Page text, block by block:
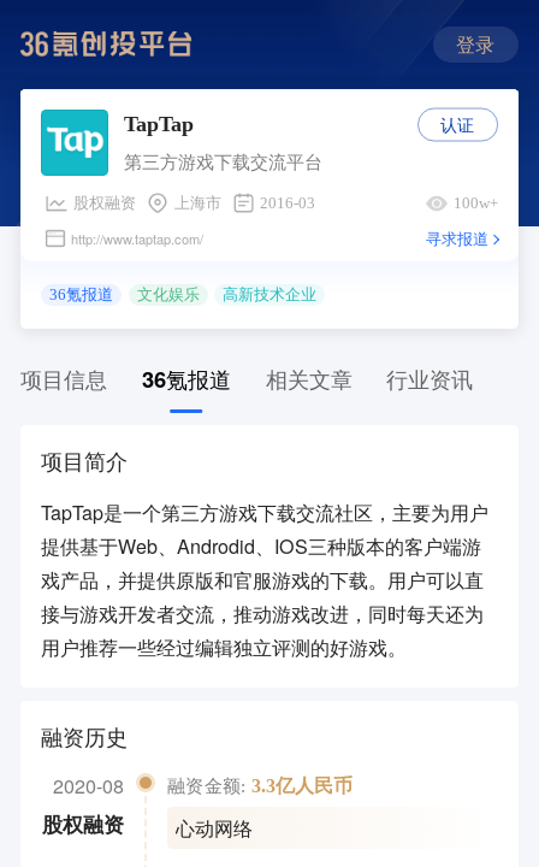
登录
TapTap
第三方游戏下载交流平台
股权融资 上海市 2016-03 100w+
http://www.taptap.com/ 寻求报道
36氪报道 文化娱乐 高新技术企业
认证
项目信息 36氪报道 相关文章 行业资讯
项目简介
TapTap是一个第三方游戏下载交流社区，主要为用户
提供基于Web、Androdid、IOS三种版本的客户端游
戏产品，并提供原版和官服游戏的下载。用户可以直
接与游戏开发者交流，推动游戏改进，同时每天还为
用户推荐一些经过编辑独立评测的好游戏。
融资历史
2020-08
股权融资
融资金额: 3.3亿人民币
心动网络